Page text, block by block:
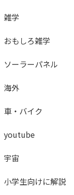
雑学
おもしろ雑学
ソーラーパネル
海外
車・バイク
youtube
宇宙
小学生向けに解説